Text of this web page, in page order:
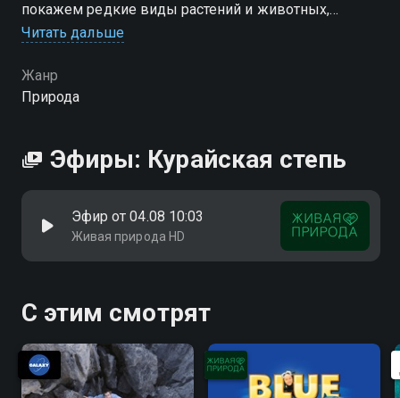
покажем редкие виды растений и животных,
которые обитают здесь. Вы узнаете, как местные
хранит эта степь
Читать дальше
Жанр
Природа
Эфиры: Курайская степь
Эфир от 04.08 10:03
Живая природа HD
С этим смотрят